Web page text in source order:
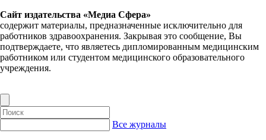
Сайт издательства «Медиа Сфера»
содержит материалы, предназначенные исключительно для
работников здравоохранения. Закрывая это сообщение, Вы
подтверждаете, что являетесь дипломированным медицинским
работником или студентом медицинского образовательного
учреждения.
Все журналы